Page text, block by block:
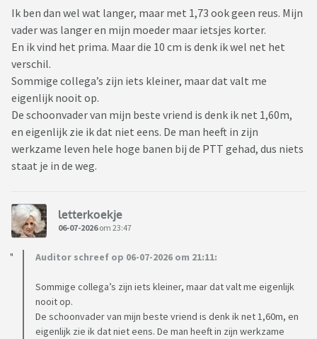
Ik ben dan wel wat langer, maar met 1,73 ook geen reus. Mijn
vader was langer en mijn moeder maar ietsjes korter.
En ik vind het prima. Maar die 10 cm is denk ik wel net het
verschil.
Sommige collega’s zijn iets kleiner, maar dat valt me
eigenlijk nooit op.
De schoonvader van mijn beste vriend is denk ik net 1,60m,
en eigenlijk zie ik dat niet eens. De man heeft in zijn
werkzame leven hele hoge banen bij de PTT gehad, dus niets
staat je in de weg.
letterkoekje
06-07-2026om 23:47
Auditor schreef op 06-07-2026 om 21:11:
Sommige collega’s zijn iets kleiner, maar dat valt me eigenlijk
nooit op.
De schoonvader van mijn beste vriend is denk ik net 1,60m, en
eigenlijk zie ik dat niet eens. De man heeft in zijn werkzame